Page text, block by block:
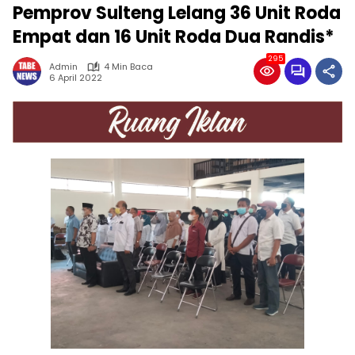
Pemprov Sulteng Lelang 36 Unit Roda
Empat dan 16 Unit Roda Dua Randis*
Admin
4 Min Baca
6 April 2022
295